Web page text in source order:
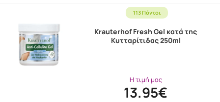
113 Πόντοι
Krauterhof Fresh Gel κατά της
Κυτταρίτιδας 250ml
Η τιμή μας
13.95€